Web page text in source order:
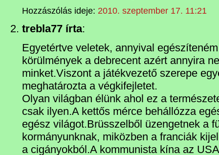
Hozzászólás ideje: 2010. szeptember 17. 11:21
trebla77 írta:
Egyetértve veletek, annyival
körülmények a debrecent azért annyira
minket.Viszont a játékvezető szerepe
meghatározta a végkifejletet.
Olyan világban élünk ahol ez a
csak ilyen.A kettős mérce behállózza
egész világot.Brüsszelből üzengetnek a
kormányunknak, miközben a franciák
a cigányokból.A kommunista kína az